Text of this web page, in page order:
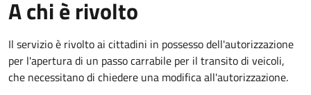
A chi è rivolto
Il servizio è rivolto ai cittadini in possesso dell'autorizzazione
per l'apertura di un passo carrabile per il transito di veicoli,
che necessitano di chiedere una modifica all'autorizzazione.